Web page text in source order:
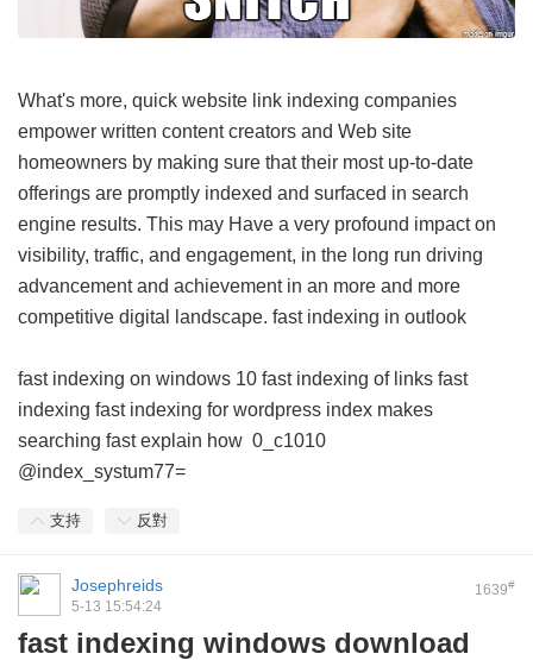
What's more, quick website link indexing companies
empower written content creators and Web site
homeowners by making sure that their most up-to-date
offerings are promptly indexed and surfaced in search
engine results. This may Have a very profound impact on
visibility, traffic, and engagement, in the long run driving
advancement and achievement in an more and more
competitive digital landscape. fast indexing in outlook
fast indexing on windows 10 fast indexing of links fast
indexing fast indexing for wordpress index makes
searching fast explain how 0_c1010
@index_systum77=
支持 反對
1639#
Josephreids
5-13 15:54:24
fast indexing windows download